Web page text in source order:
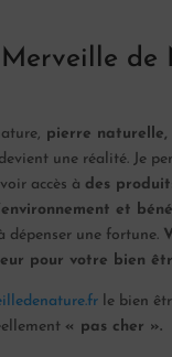
de
pierre naturelle,
devient une réalité. Je
accès à des
et
dépenser une fortune.
pour votre bien
le bien
« pas cher ».